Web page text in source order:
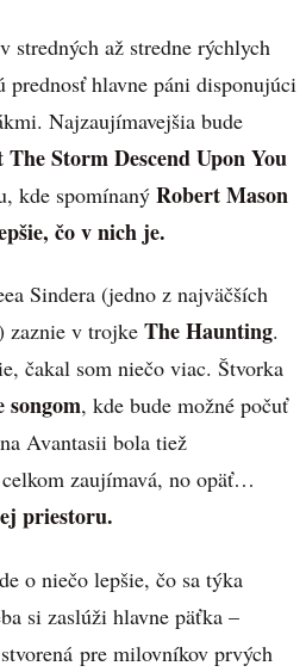
stredných až stredne rýchlych
prednosť hlavne páni disponujúci
Najzaujímavejšia bude
The Storm Descend Upon You
kde spomínaný Robert Mason
čo v nich je.
Sindera (jedno z najväčších
zaznie v trojke The Haunting.
čakal som niečo viac. Štvorka
songom, kde bude možné počuť
Avantasii bola tiež
zaujímavá, no opäť…
priestoru.
o niečo lepšie, čo sa týka
si zaslúži hlavne päťka –
pre milovníkov prvých